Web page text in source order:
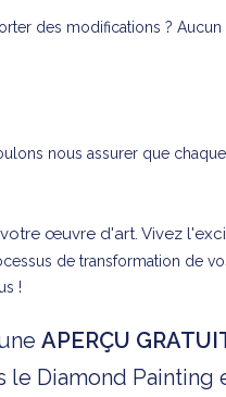
des modifications ?
nous assurer que
œuvre d'art. Vivez
de transformation de
!
APERÇU
le Diamond